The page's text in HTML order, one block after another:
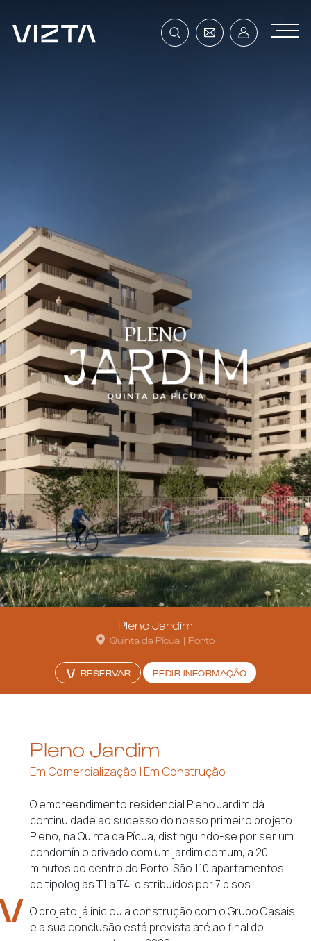
Pleno Jardim
Quinta da Pícua | Porto
RESERVAR PEDIR INFORMAÇÃO
Pleno Jardim
Em Comercialização | Em Construção
O empreendimento residencial Pleno Jardim dá
continuidade ao sucesso do nosso primeiro projeto
Pleno, na Quinta da Pícua, distinguindo-se por ser um
condomínio privado com um jardim comum, a 20
minutos do centro do Porto. São 110 apartamentos,
de tipologias T1 a T4, distribuídos por 7 pisos.
O projeto já iniciou a construção com o Grupo Casais
e a sua conclusão está prevista até ao final do